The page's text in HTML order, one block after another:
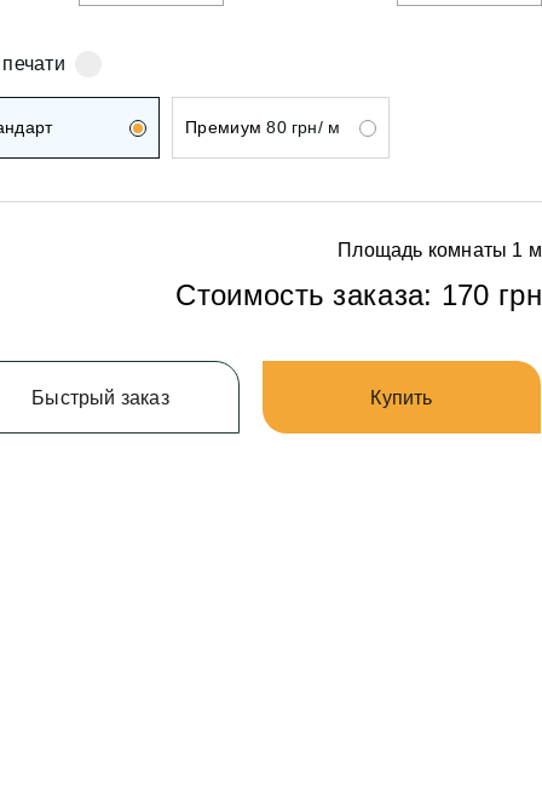
Премиум 80 грн/ м
Площадь комнаты 1 м
Стоимость заказа: 170 грн
Быстрый заказ Купить